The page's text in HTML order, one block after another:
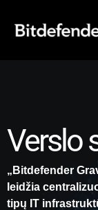
Verslo
„Bitdefender
leidžia
tipų IT